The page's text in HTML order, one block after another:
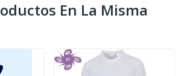
En La Misma